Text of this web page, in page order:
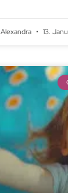
Alexandra 13.